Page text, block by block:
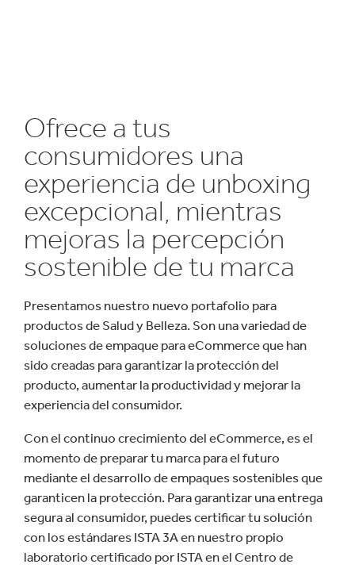
Ofrece a tus
consumidores una
experiencia de unboxing
excepcional, mientras
mejoras la percepción
sostenible de tu marca
Presentamos nuestro nuevo portafolio para
productos de Salud y Belleza. Son una variedad de
soluciones de empaque para eCommerce que han
sido creadas para garantizar la protección del
producto, aumentar la productividad y mejorar la
experiencia del consumidor.
Con el continuo crecimiento del eCommerce, es el
momento de preparar tu marca para el futuro
mediante el desarrollo de empaques sostenibles que
garanticen la protección. Para garantizar una entrega
segura al consumidor, puedes certificar tu solución
con los estándares ISTA 3A en nuestro propio
laboratorio certificado por ISTA en el Centro de